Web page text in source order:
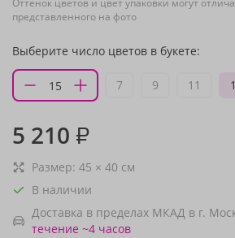
Оттенок цветов и цвет упаковки могут
представленного на фото
Выберите число цветов в букете:
7 9 11
5 210 ₽
Размер: 45 × 40 см
В наличии
Доставка в пределах МКАД в г.
течение ~4 часов